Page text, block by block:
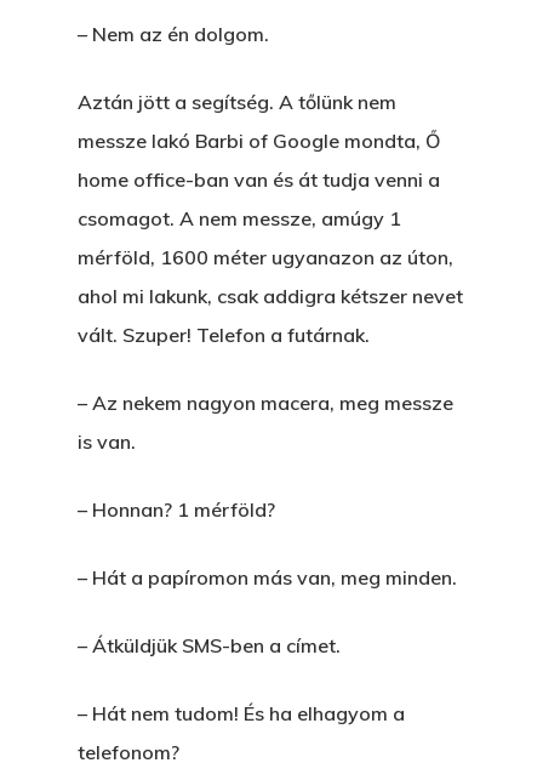
– Nem az én dolgom.
Aztán jött a segítség. A tőlünk nem
messze lakó Barbi of Google mondta, Ő
home office-ban van és át tudja venni a
csomagot. A nem messze, amúgy 1
mérföld, 1600 méter ugyanazon az úton,
ahol mi lakunk, csak addigra kétszer nevet
vált. Szuper! Telefon a futárnak.
– Az nekem nagyon macera, meg messze
is van.
– Honnan? 1 mérföld?
– Hát a papíromon más van, meg minden.
– Átküldjük SMS-ben a címet.
– Hát nem tudom! És ha elhagyom a
telefonom?
A Vér Nem Válik Vízzé
Novellák
Eltojtuk Nyuszi